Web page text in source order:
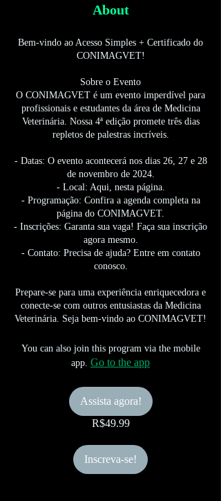
About
Bem-vindo ao Acesso Simples + Certificado do
CONIMAGVET!
Sobre o Evento
O CONIMAGVET é um evento imperdível para
profissionais e estudantes da área de Medicina
Veterinária. Nossa 4ª edição promete três dias
repletos de palestras incríveis.
- Datas: O evento acontecerá nos dias 26, 27 e 28
de novembro de 2024.
- Local: Aqui, nesta página.
- Programação: Confira a agenda completa na
página do CONIMAGVET.
- Inscrições: Garanta sua vaga! Faça sua inscrição
agora mesmo.
- Contato: Precisa de ajuda? Entre em contato
conosco.
Prepare-se para uma experiência enriquecedora e
conecte-se com outros entusiastas da Medicina
Veterinária. Seja bem-vindo ao CONIMAGVET!
You can also join this program via the mobile
app. Go to the app
Assista agora!
R$49.99
Inscreva-se!